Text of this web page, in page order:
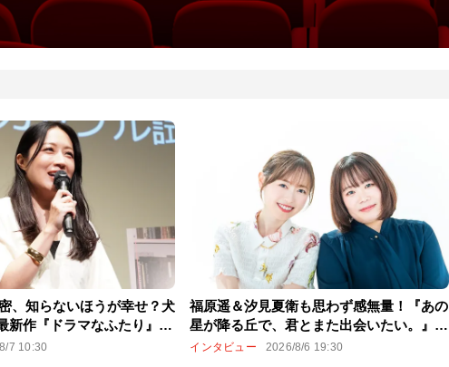
、知らないほうが幸せ？犬
新作『ドラマなふたり』で
7 10:30
福原遥＆汐見夏衛も思わず感無量！『あの
星が降る丘で、君とまた出会いたい。』で
高校教師になった主人公の想いと成長に胸
インタビュー 2026/8/6 19:30